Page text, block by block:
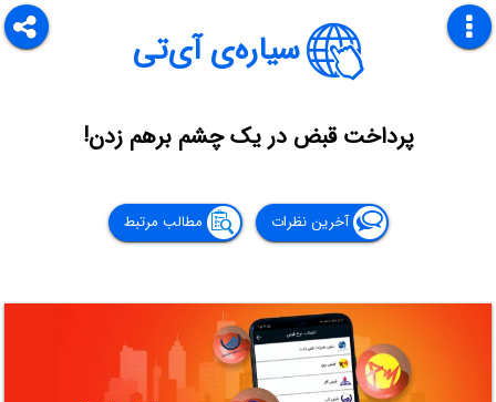
سیاره‌ی آی‌تی
پرداخت قبض در یک چشم برهم زدن!
آخرین نظرات مطالب مرتبط